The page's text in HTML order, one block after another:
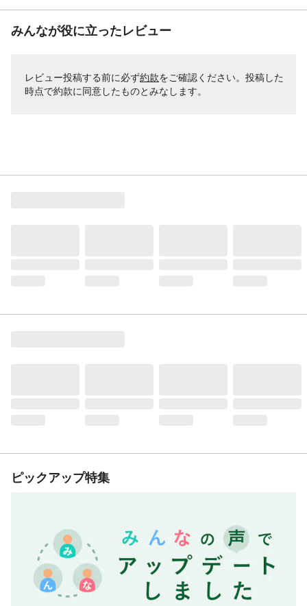
みんなが役に立ったレビュー
レビュー投稿する前に必ず約款をご確認ください。投稿した
時点で約款に同意したものとみなします。
ピックアップ特集